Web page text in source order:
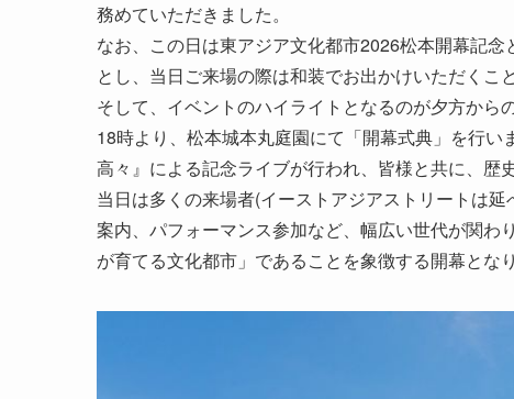
務めていただきました。
なお、この日は東アジア文化都市2026松本開幕記
とし、当日ご来場の際は和装でお出かけいただくこ
そして、イベントのハイライトとなるのが夕方から
18時より、松本城本丸庭園にて「開幕式典」を行
高々』による記念ライブが行われ、皆様と共に、歴
当日は多くの来場者(イーストアジアストリートは
案内、パフォーマンス参加など、幅広い世代が関
が育てる文化都市」であることを象徴する開幕となり